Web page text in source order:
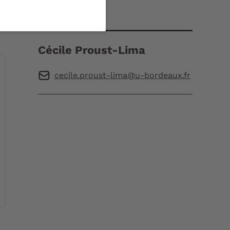
Cécile Proust-Lima
cecile.proust-lima@u-bordeaux.fr